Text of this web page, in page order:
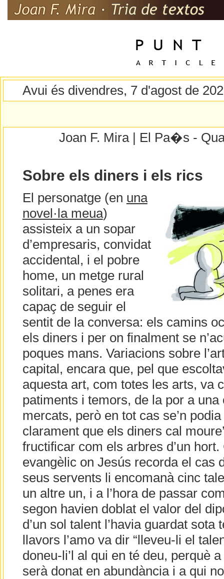
Avui és divendres, 7 d'agost de
Joan F. Mira | El Pa�s -
Sobre els diners i els rics
El personatge (en una
novel·la meua)
assisteix a un sopar
d’empresaris, convidat
accidental, i el pobre
home, un metge rural
solitari, a penes era
capaç de seguir el
sentit de la conversa: els camins
els diners i per on finalment se
poques mans. Variacions sobre
capital, encara que, pel que
aquesta art, com totes les arts, va
patiments i temors, de la por a una
mercats, però en tot cas se’n
clarament que els diners cal
fructificar com els arbres d’un hort.
evangèlic on Jesús recorda el cas
seus servents li encomanà cinc
un altre un, i a l’hora de passar
segon havien doblat el valor del
d’un sol talent l’havia guardat sota
llavors l’amo va dir “lleveu-li el
doneu-li’l al qui en té deu, perquè
serà donat en abundància i a qui